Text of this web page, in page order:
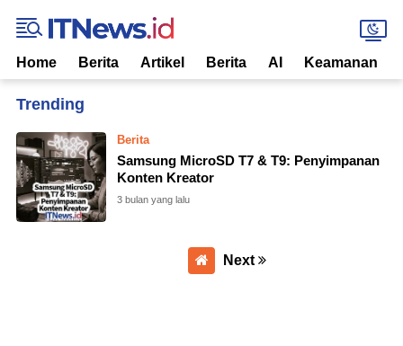
Home Berita Artikel Berita AI Keamanan
Berita
Samsung MicroSD T7 & T9: Penyimpanan
Konten Kreator
3 bulan yang lalu
Next